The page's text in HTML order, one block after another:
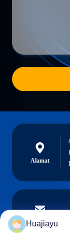
Alamat
E-mail
Huajiayu